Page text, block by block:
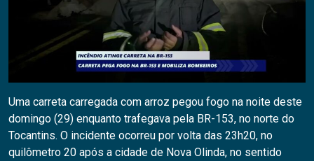
Uma carreta carregada com arroz pegou fogo na noite deste
domingo (29) enquanto trafegava pela BR-153, no norte do
Tocantins. O incidente ocorreu por volta das 23h20, no
quilômetro 20 após a cidade de Nova Olinda, no sentido